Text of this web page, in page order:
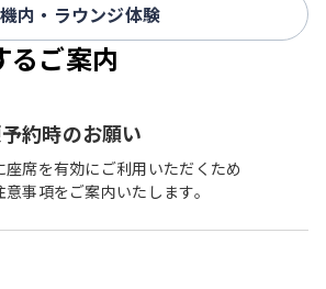
機内・ラウンジ体験
るご案内
約時のお願い
席を有効にご利用いただくため
事項をご案内いたします。